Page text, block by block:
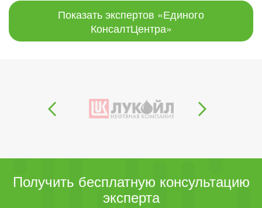
Показать экспертов «Единого
КонсалтЦентра»
Получить бесплатную консультацию
эксперта